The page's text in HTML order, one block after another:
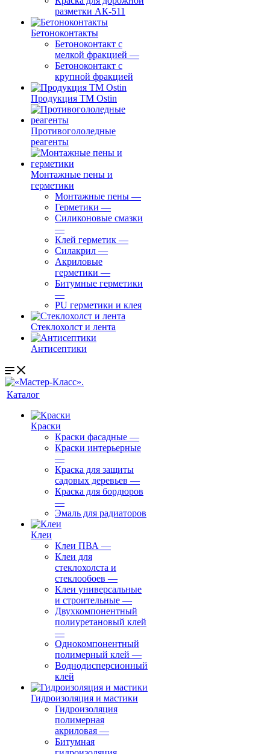
разметки АК-511
Бетоноконтакты
Бетоноконтакт с
мелкой фракцией —
Бетоноконтакт с
крупной фракцией
Продукция ТМ Ostin
Противогололедные
реагенты
Монтажные пены и
герметики
Монтажные пены —
Герметики —
Силиконовые смазки
—
Клей герметик —
Силакрил —
Акриловые
герметики —
Битумные герметики
—
PU герметики и клея
Стеклохолст и лента
Антисептики
Каталог
Краски
Краски фасадные —
Краски интерьерные
—
Краска для защиты
садовых деревьев —
⁠Краска для бордюров
—
Эмаль для радиаторов
Клеи
Клеи ПВА —
Клеи для
стеклохолста и
стеклообоев —
Клеи универсальные
и строительные —
Двухкомпонентный
полиуретановый клей
—
Однокомпонентный
полимерный клей —
Воднодисперсионный
клей
Гидроизоляция и мастики
Гидроизоляция
полимерная
акриловая —
Битумная